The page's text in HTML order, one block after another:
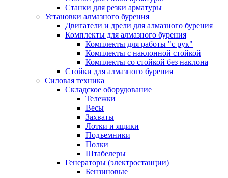
Станки для резки арматуры
Установки алмазного бурения
Двигатели и дрели для алмазного бурения
Комплекты для алмазного бурения
Комплекты для работы "с рук"
Комплекты с наклонной стойкой
Комплекты со стойкой без наклона
Стойки для алмазного бурения
Силовая техника
Складское оборудование
Тележки
Весы
Захваты
Лотки и ящики
Подъемники
Полки
Штабелеры
Генераторы (электростанции)
Бензиновые